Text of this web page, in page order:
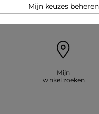
pas en betaal een
winkelessayer
Mijn
winkel zoeken
Mijn keuzes beheren